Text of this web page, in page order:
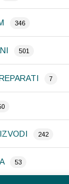
346
501
7
242
53